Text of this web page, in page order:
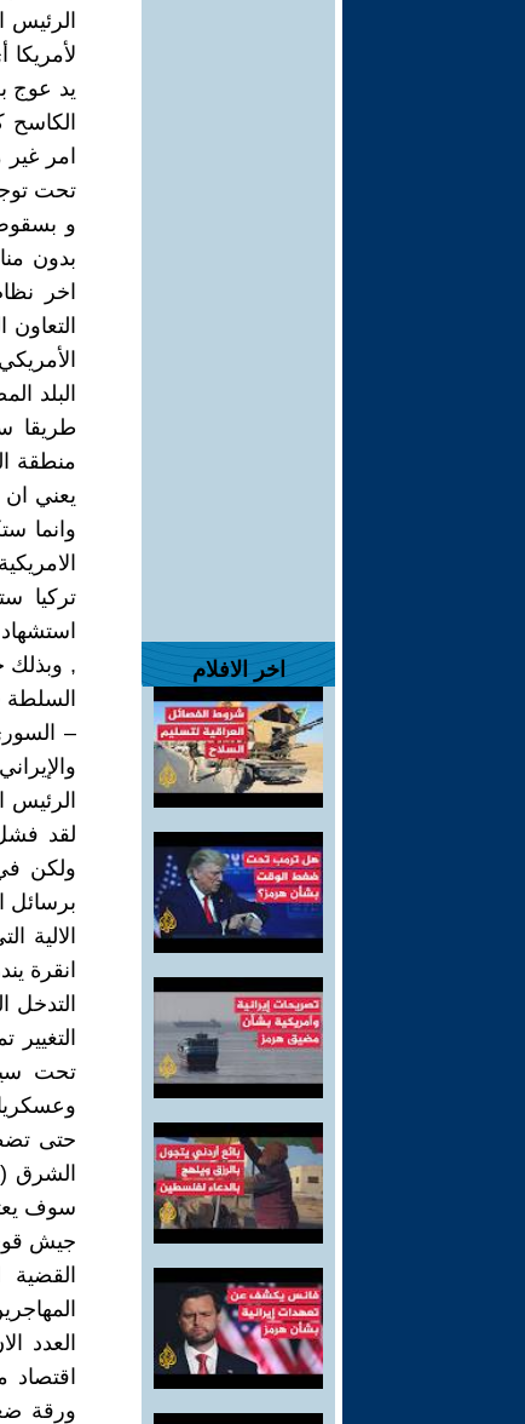
اخر الافلام
يد عوج
الكاسح
امر
تحت
و
بدون
اخر
البلد
طريقا
منطقة
يعني ان
وانما
تركيا
, وبذلك
السلطة
–
لقد
ولكن
برسائل
انقرة
التدخل
تحت
حتى
الشرق
سوف
جيش
ورقة